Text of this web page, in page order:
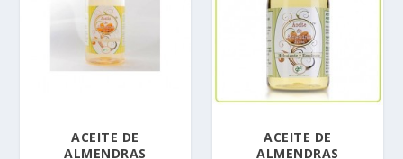
ACEITE DE
ALMENDRAS
ACEITE DE
ALMENDRAS